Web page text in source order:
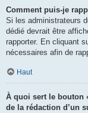
Comment puis-je
Si les administrateurs
dédié devrait être
rapporter. En cliquant
nécessaires afin de
Haut
À quoi sert le bouton
de la rédaction d’un